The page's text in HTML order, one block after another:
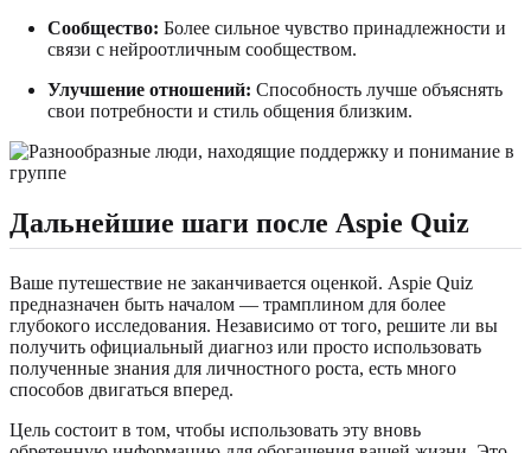
Сообщество: Более сильное чувство принадлежности и
связи с нейроотличным сообществом.
Улучшение отношений: Способность лучше объяснять
свои потребности и стиль общения близким.
Дальнейшие шаги после Aspie Quiz
Ваше путешествие не заканчивается оценкой. Aspie Quiz
предназначен быть началом — трамплином для более
глубокого исследования. Независимо от того, решите ли вы
получить официальный диагноз или просто использовать
полученные знания для личностного роста, есть много
способов двигаться вперед.
Цель состоит в том, чтобы использовать эту вновь